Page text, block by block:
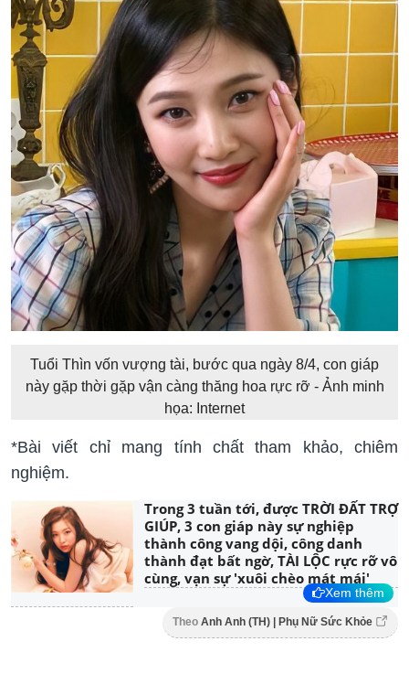
Tuổi Thìn vốn vượng tài, bước qua ngày 8/4, con giáp
này gặp thời gặp vận càng thăng hoa rực rỡ - Ảnh minh
họa: Internet
*Bài viết chỉ mang tính chất tham khảo, chiêm
nghiệm.
Trong 3 tuần tới, được TRỜI ĐẤT TRỢ
GIÚP, 3 con giáp này sự nghiệp
thành công vang dội, công danh
thành đạt bất ngờ, TÀI LỘC rực rỡ vô
cùng, vạn sự 'xuôi chèo mát mái'
Xem thêm
Theo Anh Anh (TH) | Phụ Nữ Sức Khỏe